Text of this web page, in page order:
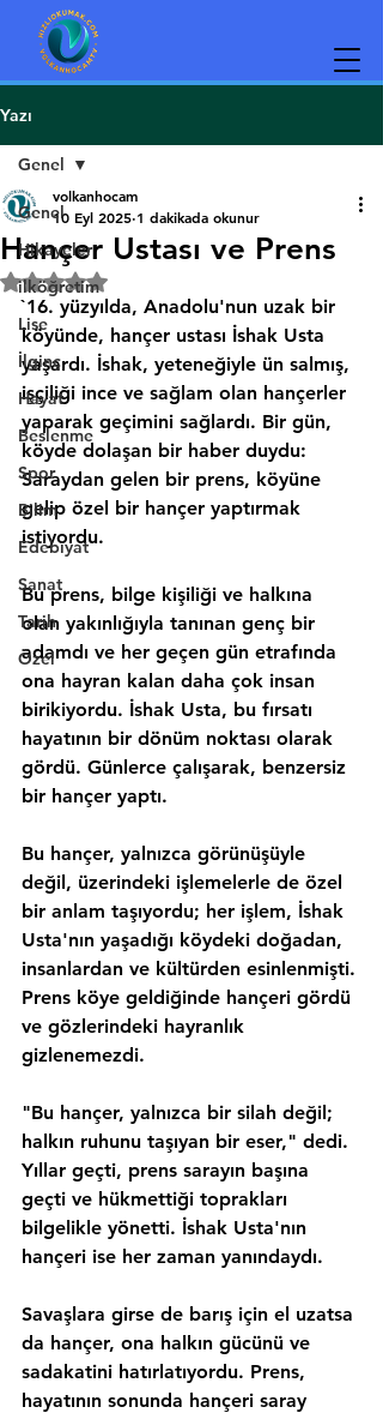
Yazı
Genel
Hikayeler
ilköğretim
Lise
İlginç
Hayat
Beslenme
Spor
Bilim
Edebiyat
Sanat
Tarih
Özel
Genel
Hançer Ustası ve Prens
volkanhocam
10 Eyl 2025 1 dakikada okunur
5 üzerinden NaN yıldız
`16. yüzyılda, Anadolu'nun uzak bir
köyünde, hançer ustası İshak Usta
yaşardı. İshak, yeteneğiyle ün salmış,
işçiliği ince ve sağlam olan hançerler
yaparak geçimini sağlardı. Bir gün,
köyde dolaşan bir haber duydu:
Saraydan gelen bir prens, köyüne
gelip özel bir hançer yaptırmak
istiyordu.
Bu prens, bilge kişiliği ve halkına
olan yakınlığıyla tanınan genç bir
adamdı ve her geçen gün etrafında
ona hayran kalan daha çok insan
birikiyordu. İshak Usta, bu fırsatı
hayatının bir dönüm noktası olarak
gördü. Günlerce çalışarak, benzersiz
bir hançer yaptı.
Bu hançer, yalnızca görünüşüyle
değil, üzerindeki işlemelerle de özel
bir anlam taşıyordu; her işlem, İshak
Usta'nın yaşadığı köydeki doğadan,
insanlardan ve kültürden esinlenmişti.
Prens köye geldiğinde hançeri gördü
ve gözlerindeki hayranlık
gizlenemezdi.
"Bu hançer, yalnızca bir silah değil;
halkın ruhunu taşıyan bir eser," dedi.
Yıllar geçti, prens sarayın başına
geçti ve hükmettiği toprakları
bilgelikle yönetti. İshak Usta'nın
hançeri ise her zaman yanındaydı.
Savaşlara girse de barış için el uzatsa
da hançer, ona halkın gücünü ve
sadakatini hatırlatıyordu. Prens,
hayatının sonunda hançeri saray